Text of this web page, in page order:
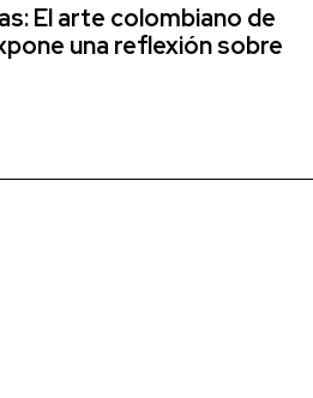
El arte colombiano de
una reflexión sobre